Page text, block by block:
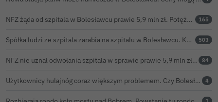
NFZ żąda od szpitala w Bolesławcu prawie 5,9 mln zł. Potężny cios po kontroli rozliczeń 165
Spółka ludzi ze szpitala zarabia na szpitalu w Bolesławcu. Kwoty pozostają tajne 503
NFZ nie uznał odwołania szpitala w sprawie prawie 5,9 mln zł. Barczyk: rozważamy sąd 84
Użytkownicy hulajnóg coraz większym problemem. Czy Bolesławiec powinien pójść śladem Gniezna? 4